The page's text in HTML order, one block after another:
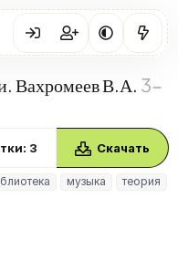
Вахромеев В.А. 3-
3 Скачать
музыка
теория